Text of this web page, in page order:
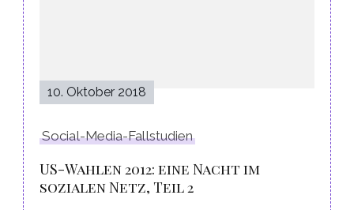
10. Oktober 2018
Social-Media-Fallstudien
US-Wahlen 2012: eine Nacht im
sozialen Netz, Teil 2